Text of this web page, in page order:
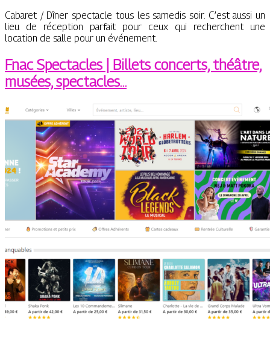
Cabaret / Dîner spectacle tous les samedis soir. C’est aussi un
lieu de réception parfait pour ceux qui recherchent une
location de salle pour un événement.
Fnac Spectacles | Billets concerts, théâtre,
musées, spectacles…